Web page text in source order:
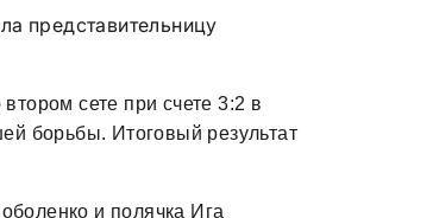
представительницу
сете при счете 3:2 в
борьбы. Итоговый результат
и полячка Ига